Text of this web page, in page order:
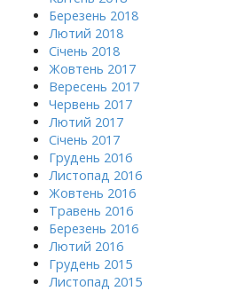
Березень 2018
Лютий 2018
Січень 2018
Жовтень 2017
Вересень 2017
Червень 2017
Лютий 2017
Січень 2017
Грудень 2016
Листопад 2016
Жовтень 2016
Травень 2016
Березень 2016
Лютий 2016
Грудень 2015
Листопад 2015